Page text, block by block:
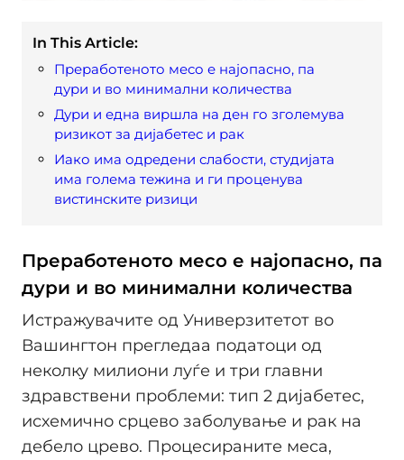
In This Article:
Преработеното месо е најопасно, па
дури и во минимални количества
Дури и една виршла на ден го зголемува
ризикот за дијабетес и рак
Иако има одредени слабости, студијата
има голема тежина и ги проценува
вистинските ризици
Преработеното месо е најопасно, па
дури и во минимални количества
Истражувачите од Универзитетот во
Вашингтон прегледаа податоци од
неколку милиони луѓе и три главни
здравствени проблеми: тип 2 дијабетес,
исхемично срцево заболување и рак на
дебело црево. Процесираните меса,